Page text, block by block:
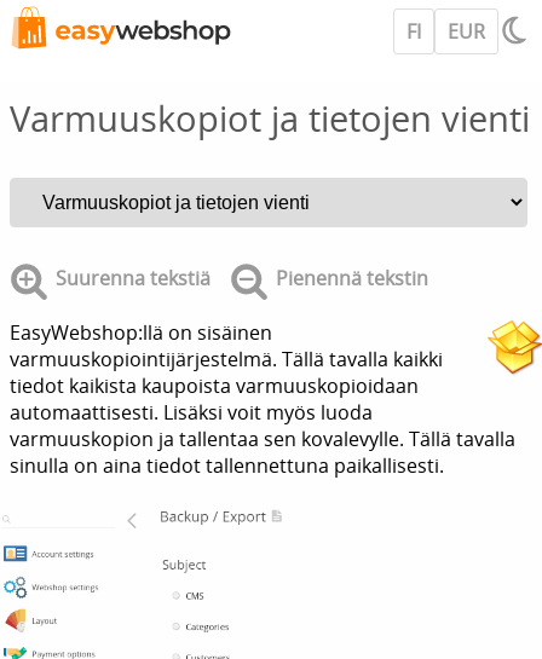
FI EUR
Varmuuskopiot ja tietojen vienti
Suurenna tekstiä Pienennä tekstin
EasyWebshop:llä on sisäinen
varmuuskopiointijärjestelmä. Tällä tavalla kaikki
tiedot kaikista kaupoista varmuuskopioidaan
automaattisesti. Lisäksi voit myös luoda
varmuuskopion ja tallentaa sen kovalevylle. Tällä tavalla
sinulla on aina tiedot tallennettuna paikallisesti.